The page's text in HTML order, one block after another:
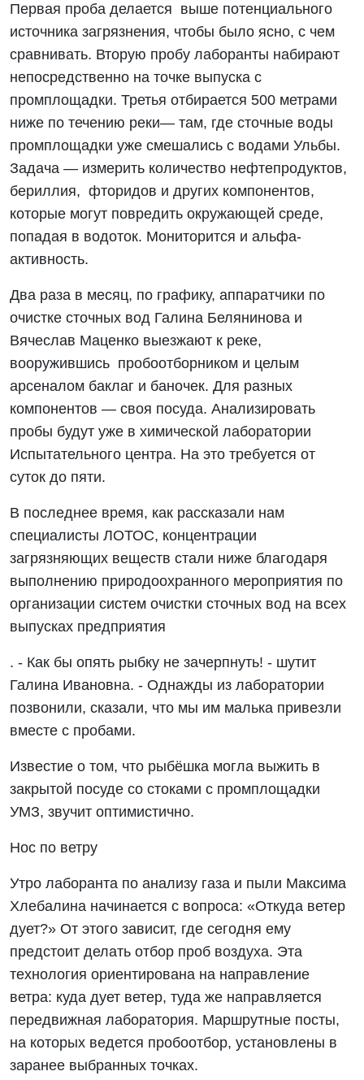
Первая проба делается выше потенциального
источника загрязнения, чтобы было ясно, с чем
сравнивать. Вторую пробу лаборанты набирают
непосредственно на точке выпуска с
промплощадки. Третья отбирается 500 метрами
ниже по течению реки— там, где сточные воды
промплощадки уже смешались с водами Ульбы.
Задача — измерить количество нефтепродуктов,
бериллия, фторидов и других компонентов,
которые могут повредить окружающей среде,
попадая в водоток. Мониторится и альфа-
активность.
Два раза в месяц, по графику, аппаратчики по
очистке сточных вод Галина Белянинова и
Вячеслав Маценко выезжают к реке,
вооружившись пробоотборником и целым
арсеналом баклаг и баночек. Для разных
компонентов — своя посуда. Анализировать
пробы будут уже в химической лаборатории
Испытательного центра. На это требуется от
суток до пяти.
В последнее время, как рассказали нам
специалисты ЛОТОС, концентрации
загрязняющих веществ стали ниже благодаря
выполнению природоохранного мероприятия по
организации систем очистки сточных вод на всех
выпусках предприятия
. - Как бы опять рыбку не зачерпнуть! - шутит
Галина Ивановна. - Однажды из лаборатории
позвонили, сказали, что мы им малька привезли
вместе с пробами.
Известие о том, что рыбёшка могла выжить в
закрытой посуде со стоками с промплощадки
УМЗ, звучит оптимистично.
Нос по ветру
Утро лаборанта по анализу газа и пыли Максима
Хлебалина начинается с вопроса: «Откуда ветер
дует?» От этого зависит, где сегодня ему
предстоит делать отбор проб воздуха. Эта
технология ориентирована на направление
ветра: куда дует ветер, туда же направляется
передвижная лаборатория. Маршрутные посты,
на которых ведется пробоотбор, установлены в
заранее выбранных точках.